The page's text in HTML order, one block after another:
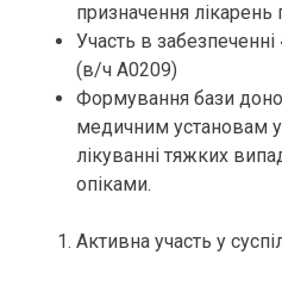
призначення лікарень
Участь в
(в/ч А0209)
Формування бази
медичним установам у
лікуванні тяжких
опіками.
Активна участь у